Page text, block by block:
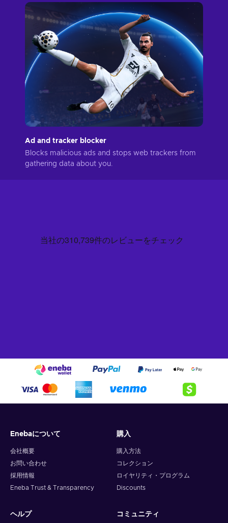
Ad and tracker blocker
Blocks malicious ads and stops web trackers from
gathering data about you.
Enebaについて
会社概要
お問い合わせ
採用情報
Eneba Trust & Transparency
購入
購入方法
コレクション
ロイヤリティ・プログラム
Discounts
ヘルプ コミュニティ